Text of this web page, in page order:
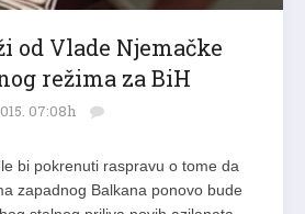
od Vlade Njemačke
režima za BiH
07:08h
bi pokrenuti raspravu o tome da
zapadnog Balkana ponovo bude